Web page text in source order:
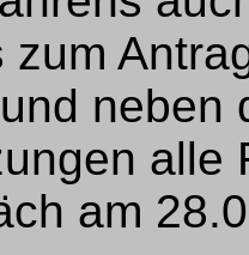
neben
alle
am